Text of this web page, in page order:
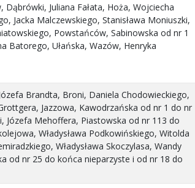
Dąbrówki, Juliana Fałata, Hoża, Wojciecha
Jacka Malczewskiego, Stanisława Moniuszki,
Powstańców, Sabinowska od nr 1
Batorego, Ułańska, Wazów, Henryka
Brandta, Broni, Daniela Chodowieckiego,
Jazzowa, Kawodrzańska od nr 1 do nr
Józefa Mehoffera, Piastowska od nr 113 do
Władysława Podkowińskiego, Witolda
Władysława Skoczylasa, Wandy
od nr 25 do końca nieparzyste i od nr 18 do